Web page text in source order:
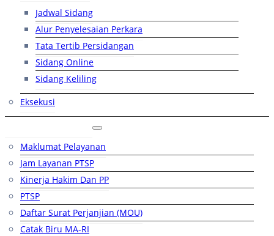
Jadwal Sidang
Alur Penyelesaian Perkara
Tata Tertib Persidangan
Sidang Online
Sidang Keliling
Eksekusi
Maklumat Pelayanan
Jam Layanan PTSP
Kinerja Hakim Dan PP
PTSP
Daftar Surat Perjanjian (MOU)
Catak Biru MA-RI